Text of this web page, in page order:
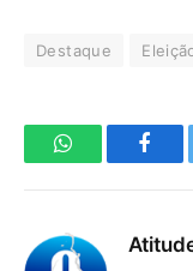
Destaque
WhatsApp